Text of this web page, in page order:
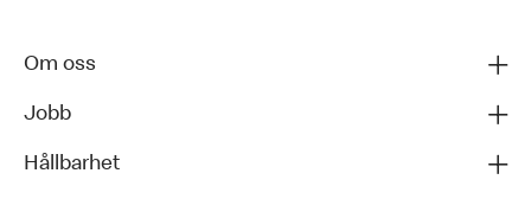
Om oss
Jobb
Hållbarhet